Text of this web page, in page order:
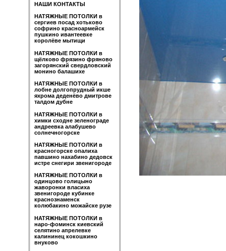
НАШИ КОНТАКТЫ
НАТЯЖНЫЕ ПОТОЛКИ в
сергиев посад хотьково
софрино красноармейск
пушкино ивантеевке
королёве мытищи
НАТЯЖНЫЕ ПОТОЛКИ в
щёлково фрязино фряново
загорянский свердловский
монино балашихе
НАТЯЖНЫЕ ПОТОЛКИ в
лобне долгопрудный икше
яхрома деденёво дмитрове
талдом дубне
НАТЯЖНЫЕ ПОТОЛКИ в
химки сходне зеленограде
андреевка алабушево
солнечногорске
НАТЯЖНЫЕ ПОТОЛКИ в
красногорске опалиха
павшино нахабино дедовск
истре снегири звенигороде
НАТЯЖНЫЕ ПОТОЛКИ в
одинцово голицыно
жаворонки власиха
звенигороде кубинке
краснознаменск
колюбакино можайске рузе
НАТЯЖНЫЕ ПОТОЛКИ в
наро-фоминск киевский
селятино апрелевке
калининец кокошкино
внуково